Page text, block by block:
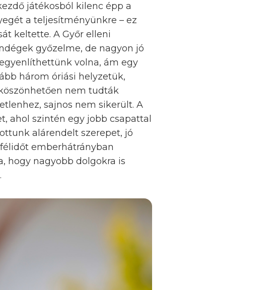
játékosból kilenc épp a
a teljesítményünkre – ez
keltette. A Győr elleni
győzelme, de nagyon jó
volna, ám egy
három óriási helyzetük,
nem tudták
sajnos nem sikerült. A
ahol szintén egy jobb csapattal
alárendelt szerepet, jó
emberhátrányban
hogy nagyobb dolgokra is